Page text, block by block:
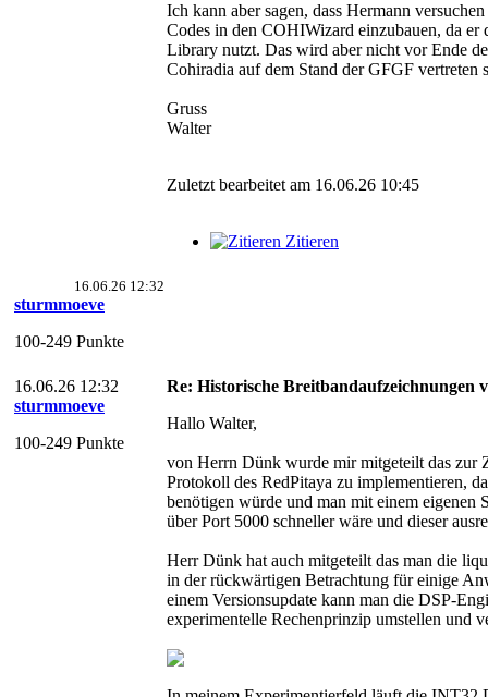
Ich kann aber sagen, dass Hermann
Codes in den COHIWizard einzubauen, da
Library nutzt. Das wird aber nicht vor Ende
Cohiradia auf dem Stand der GFGF vertreten
Gruss
Walter
Zuletzt bearbeitet am 16.06.26 10:45
Zitieren
16.06.26 12:32
sturmmoeve
100-249 Punkte
16.06.26 12:32
sturmmoeve
100-249 Punkte
Re: Historische
Hallo Walter,
von Herrn Dünk wurde mir mitgeteilt das zur
Protokoll des RedPitaya zu implementieren,
benötigen würde und man mit einem
über Port 5000 schneller wäre und dieser
Herr Dünk hat auch mitgeteilt das man die
in der rückwärtigen Betrachtung für einige
einem Versionsupdate kann man die DSP-
experimentelle Rechenprinzip umstellen und